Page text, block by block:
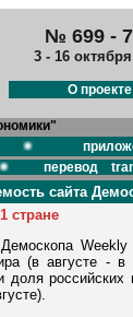
№ 699 -
3 - 16
О проекте
перевод
сайта
стране
Weekly
(в августе - в
российских